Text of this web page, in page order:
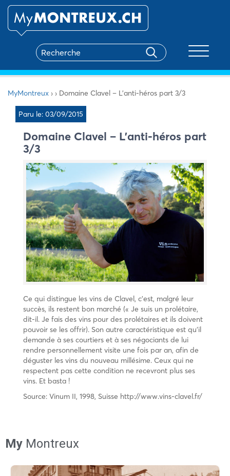
MyMontreux › › Domaine Clavel – L’anti-héros part 3/3
Paru le: 03/09/2015
Domaine Clavel – L’anti-héros part
3/3
Ce qui distingue les vins de Clavel, c’est, malgré leur
succès, ils restent bon marché (« Je suis un prolétaire,
dit-il. Je fais des vins pour des prolétaires et ils doivent
pouvoir se les offrir). Son autre caractéristique est qu’il
demande à ses courtiers et à ses négociants de lui
rendre personnellement visite une fois par an, afin de
déguster les vins du nouveau millésime. Ceux qui ne
respectent pas cette condition ne recevront plus ses
vins. Et basta !
Source: Vinum II, 1998, Suisse http://www.vins-clavel.fr/
My Montreux